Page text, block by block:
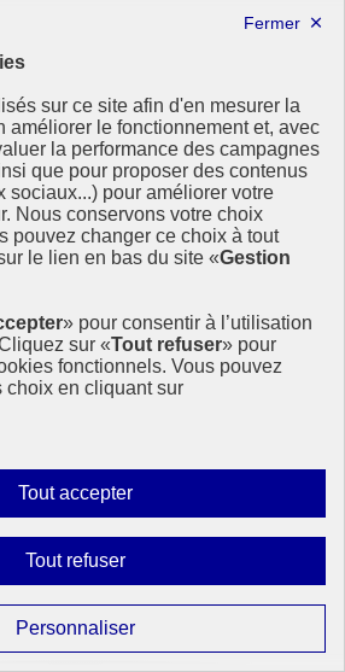
sur ce site afin d'en mesurer la
améliorer le fonctionnement et, avec
la performance des campagnes
que pour proposer des contenus
sociaux...) pour améliorer votre
Nous conservons votre choix
pouvez changer ce choix à tout
le lien en bas du site «Gestion
» pour consentir à l’utilisation
sur «Tout refuser» pour
fonctionnels. Vous pouvez
choix en cliquant sur
Tout accepterAutoriser
tous
Tout refuserInterdire
tous
PersonnaliserParamétrer
les
de la FAO évalue les progrès
et à l’agriculture
sur 22 indicateurs couvrant six
durable, mettant en lumière à la fois les